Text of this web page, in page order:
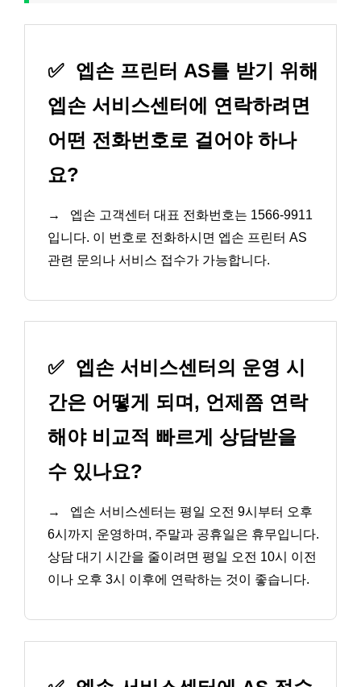
✅ 엡손 프린터 AS를 받기 위해
엡손 서비스센터에 연락하려면
어떤 전화번호로 걸어야 하나
요?
→
엡손 고객센터 대표 전화번호는 1566-9911
입니다. 이 번호로 전화하시면 엡손 프린터 AS
관련 문의나 서비스 접수가 가능합니다.
✅ 엡손 서비스센터의 운영 시
간은 어떻게 되며, 언제쯤 연락
해야 비교적 빠르게 상담받을
수 있나요?
→
엡손 서비스센터는 평일 오전 9시부터 오후
6시까지 운영하며, 주말과 공휴일은 휴무입니다.
상담 대기 시간을 줄이려면 평일 오전 10시 이전
이나 오후 3시 이후에 연락하는 것이 좋습니다.